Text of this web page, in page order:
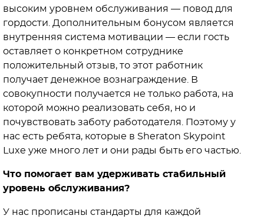
высоким уровнем обслуживания — повод для
гордости. Дополнительным бонусом является
внутренняя система мотивации — если гость
оставляет о конкретном сотруднике
положительный отзыв, то этот работник
получает денежное вознаграждение. В
совокупности получается не только работа, на
которой можно реализовать себя, но и
почувствовать заботу работодателя. Поэтому у
нас есть ребята, которые в Sheraton Skypoint
Luxe уже много лет и они рады быть его частью.
Что помогает вам удерживать стабильный
уровень обслуживания?
У нас прописаны стандарты для каждой